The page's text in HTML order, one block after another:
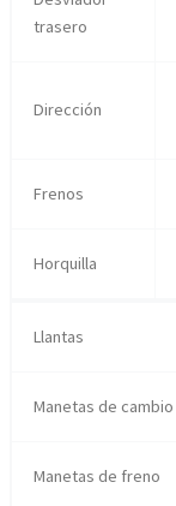
trasero
Dirección
Frenos
Horquilla
Llantas
Manetas de cambio
Manetas de freno